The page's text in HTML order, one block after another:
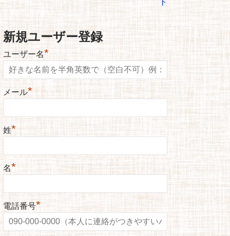
ト
新規ユーザー登録
ユーザー名*
メール*
姓*
名*
電話番号*